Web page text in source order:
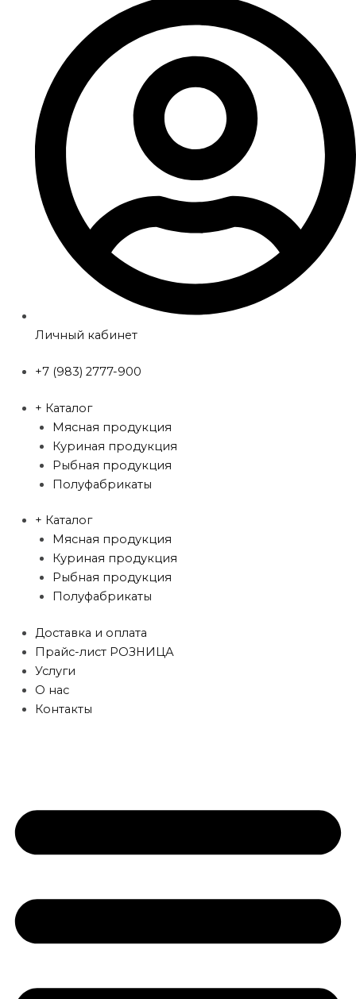
Личный кабинет
+7 (983) 2777-900
+ Каталог
Мясная продукция
Куриная продукция
Рыбная продукция
Полуфабрикаты
+ Каталог
Мясная продукция
Куриная продукция
Рыбная продукция
Полуфабрикаты
Доставка и оплата
Прайс-лист РОЗНИЦА
Услуги
О нас
Контакты